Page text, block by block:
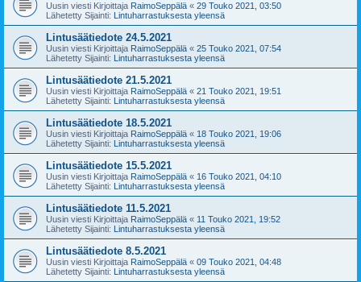
Uusin viesti Kirjoittaja RaimoSeppälä « 29 Touko 2021, 03:50
Lähetetty Sijainti: Lintuharrastuksesta yleensä
Lintusäätiedote 24.5.2021
Uusin viesti Kirjoittaja RaimoSeppälä « 25 Touko 2021, 07:54
Lähetetty Sijainti: Lintuharrastuksesta yleensä
Lintusäätiedote 21.5.2021
Uusin viesti Kirjoittaja RaimoSeppälä « 21 Touko 2021, 19:51
Lähetetty Sijainti: Lintuharrastuksesta yleensä
Lintusäätiedote 18.5.2021
Uusin viesti Kirjoittaja RaimoSeppälä « 18 Touko 2021, 19:06
Lähetetty Sijainti: Lintuharrastuksesta yleensä
Lintusäätiedote 15.5.2021
Uusin viesti Kirjoittaja RaimoSeppälä « 16 Touko 2021, 04:10
Lähetetty Sijainti: Lintuharrastuksesta yleensä
Lintusäätiedote 11.5.2021
Uusin viesti Kirjoittaja RaimoSeppälä « 11 Touko 2021, 19:52
Lähetetty Sijainti: Lintuharrastuksesta yleensä
Lintusäätiedote 8.5.2021
Uusin viesti Kirjoittaja RaimoSeppälä « 09 Touko 2021, 04:48
Lähetetty Sijainti: Lintuharrastuksesta yleensä